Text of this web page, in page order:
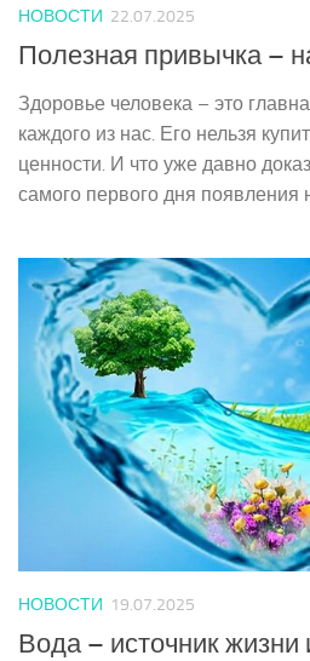
НОВОСТИ 22.07.2025
Полезная привычка –
Здоровье человека – это
каждого из нас. Его нельзя
ценности. И что уже давно
самого первого дня появления
НОВОСТИ 19.07.2025
Вода – источник жизни